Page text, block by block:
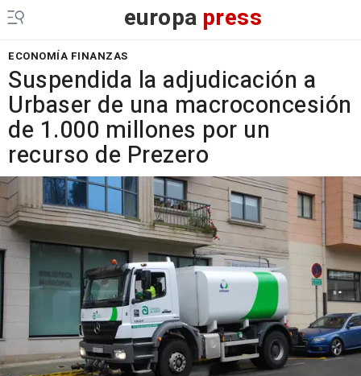
europa press
ECONOMÍA FINANZAS
Suspendida la adjudicación a
Urbaser de una macroconcesión
de 1.000 millones por un
recurso de Prezero